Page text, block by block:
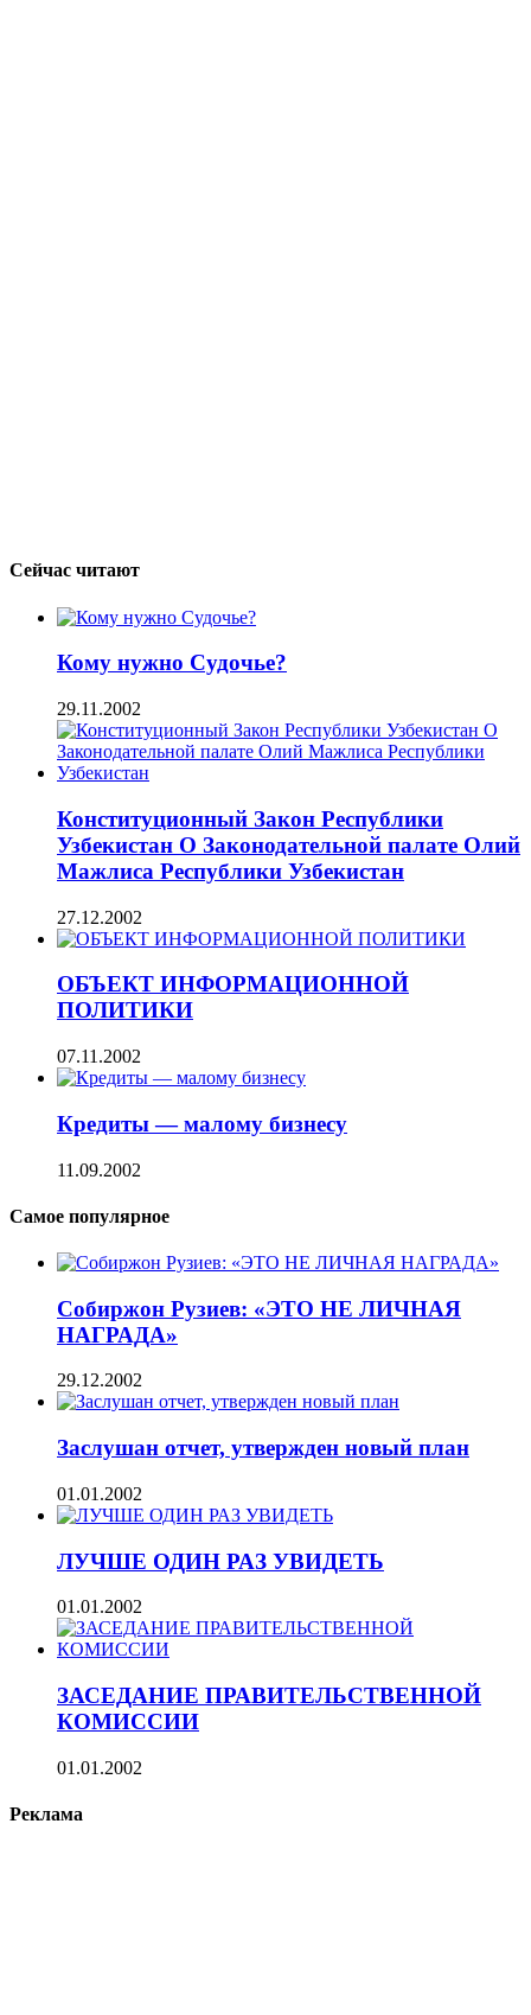
Сейчас читают
Кому нужно Судочье?
29.11.2002
Конституционный Закон Республики
Узбекистан О Законодательной палате Олий
Мажлиса Республики Узбекистан
27.12.2002
ОБЪЕКТ ИНФОРМАЦИОННОЙ
ПОЛИТИКИ
07.11.2002
Кредиты — малому бизнесу
11.09.2002
Самое популярное
Собиржон Рузиев: «ЭТО НЕ ЛИЧНАЯ
НАГРАДА»
29.12.2002
Заслушан отчет, утвержден новый план
01.01.2002
ЛУЧШЕ ОДИН РАЗ УВИДЕТЬ
01.01.2002
ЗАСЕДАНИЕ ПРАВИТЕЛЬСТВЕННОЙ
КОМИССИИ
01.01.2002
Реклама